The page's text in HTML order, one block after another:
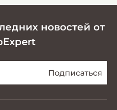
новостей от